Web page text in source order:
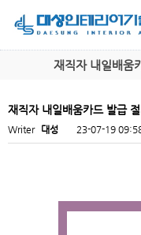
재직자 내일배움
재직자 내일배움카드 발급
Writer 대성 23-07-19